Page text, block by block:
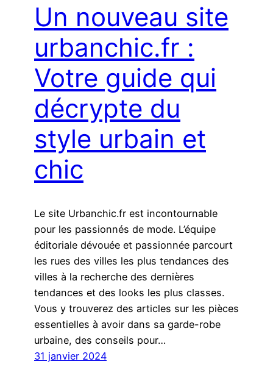
Un nouveau site
urbanchic.fr :
Votre guide qui
décrypte du
style urbain et
chic
Le site Urbanchic.fr est incontournable
pour les passionnés de mode. L’équipe
éditoriale dévouée et passionnée parcourt
les rues des villes les plus tendances des
villes à la recherche des dernières
tendances et des looks les plus classes.
Vous y trouverez des articles sur les pièces
essentielles à avoir dans sa garde-robe
urbaine, des conseils pour…
31 janvier 2024